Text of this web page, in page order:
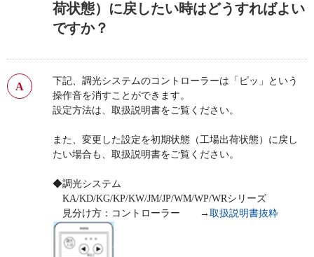
荷状態）に戻したい時はどうすればよい
ですか？
下記、調光システムのコントローラーは「ピッ」という
操作音を消すことができます。
設定方法は、取扱説明書をご覧ください。
また、変更した設定を初期状態（工場出荷状態）に戻し
たい場合も、取扱説明書をご覧ください。
◆調光システム
KA/KD/KG/KP/KW/JM/JP/WM/WP/WRシリーズ
見分け方：コントローラー → 取扱説明書抜粋